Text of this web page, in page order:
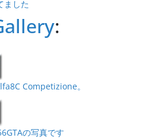
ました
:
Competizione。
の写真です